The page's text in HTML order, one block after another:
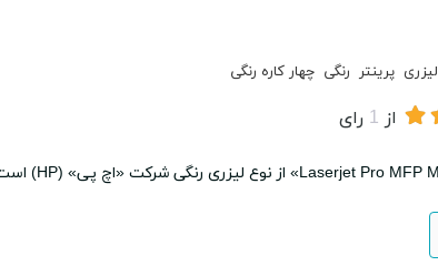
پرینتر رنگی چهار کاره رنگی
از 1 رای